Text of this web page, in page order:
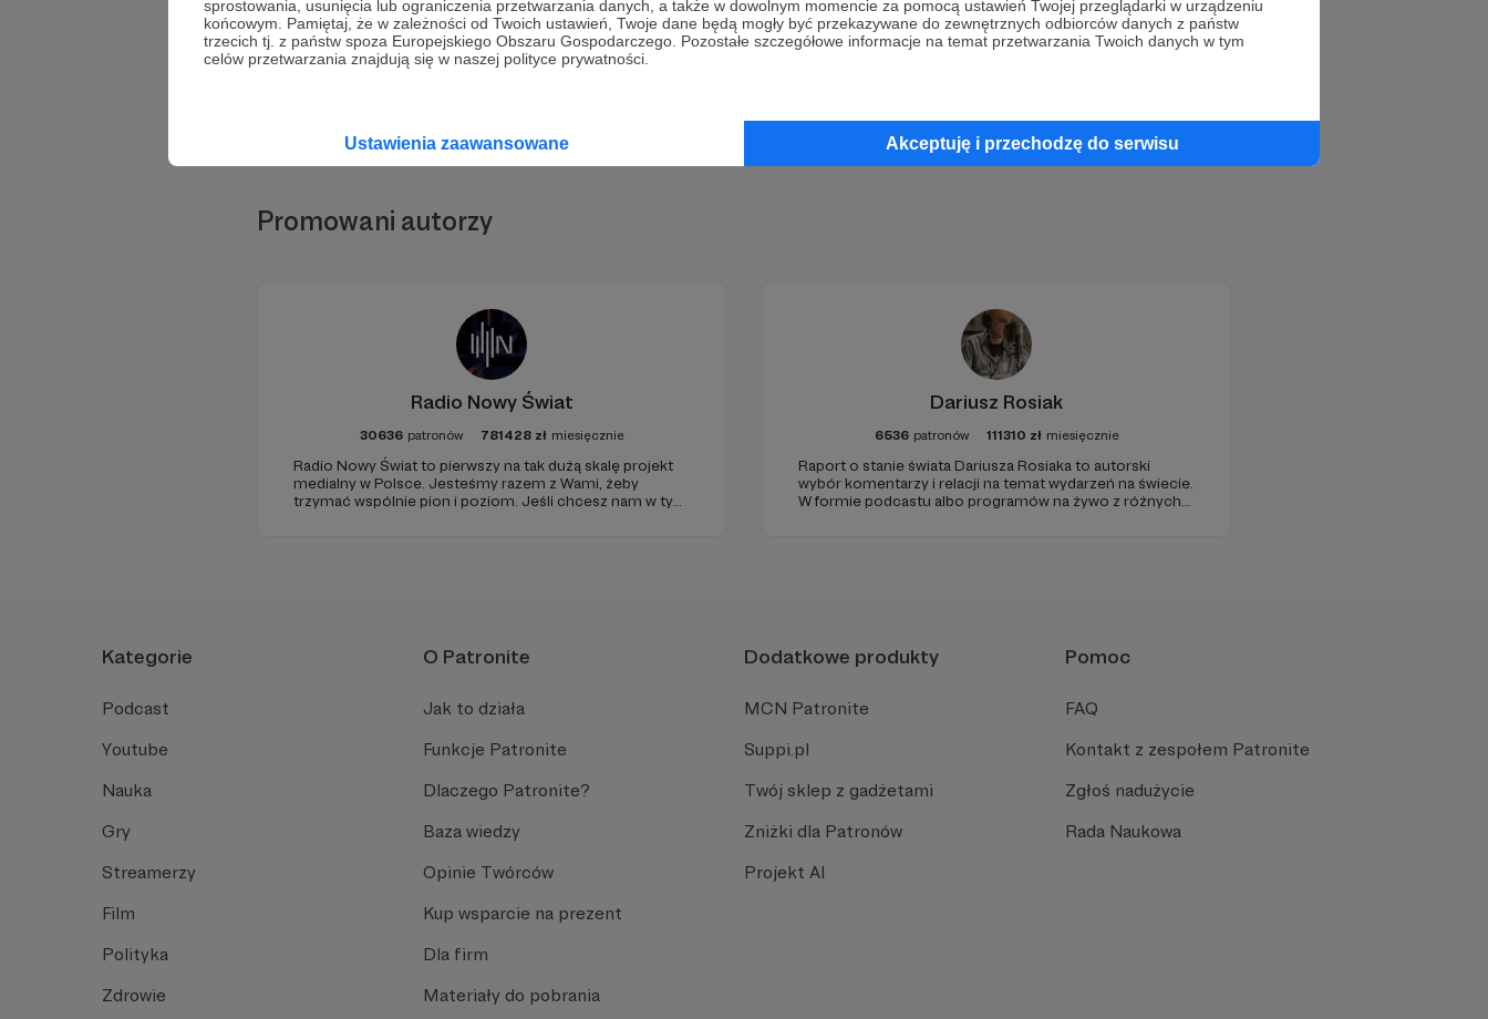
sprostowania, usunięcia lub ograniczenia przetwarzania danych, a także w dowolnym momencie za pomocą ustawień Twojej przeglądarki w urządzeniu
końcowym. Pamiętaj, że w zależności od Twoich ustawień, Twoje dane będą mogły być przekazywane do zewnętrznych odbiorców danych z państw
trzecich tj. z państw spoza Europejskiego Obszaru Gospodarczego. Pozostałe szczegółowe informacje na temat przetwarzania Twoich danych w tym
celów przetwarzania znajdują się w naszej polityce prywatności.
Ustawienia zaawansowane Akceptuję i przechodzę do serwisu
Promowani autorzy
Radio Nowy Świat
30636 patronów 781428 zł miesięcznie
Radio Nowy Świat to pierwszy na tak dużą skalę projekt
medialny w Polsce. Jesteśmy razem z Wami, żeby
trzymać wspólnie pion i poziom. Jeśli chcesz nam w tym
Dariusz Rosiak
6536 patronów 111310 zł miesięcznie
Raport o stanie świata Dariusza Rosiaka to autorski
wybór komentarzy i relacji na temat wydarzeń na świecie.
W formie podcastu albo programów na żywo z różnych
Kategorie
Podcast
Youtube
Nauka
Gry
Streamerzy
Film
Polityka
Zdrowie
O Patronite
Jak to działa
Funkcje Patronite
Dlaczego Patronite?
Baza wiedzy
Opinie Twórców
Kup wsparcie na prezent
Dla firm
Materiały do pobrania
Dodatkowe produkty
MCN Patronite
Suppi.pl
Twój sklep z gadżetami
Zniżki dla Patronów
Projekt AI
Pomoc
FAQ
Kontakt z zespołem Patronite
Zgłoś nadużycie
Rada Naukowa